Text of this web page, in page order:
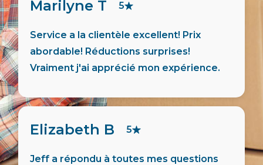
Marilyne T 5
Service a la clientèle excellent! Prix
abordable! Réductions surprises!
Vraiment j'ai apprécié mon expérience.
Elizabeth B 5
Jeff a répondu à toutes mes questions